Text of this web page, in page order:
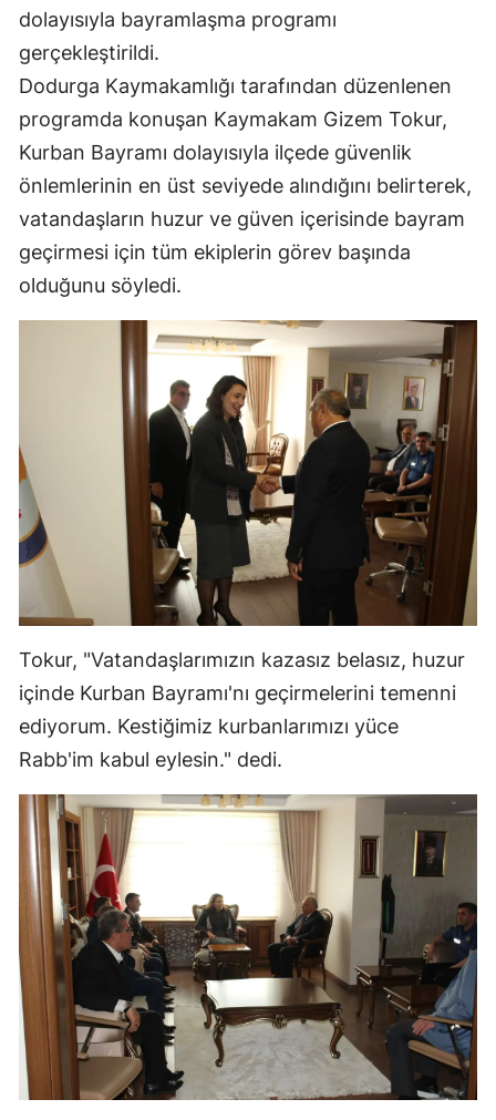
Gaziantep
Gümüşhane
Hakkari
Hatay
Isparta
İstanbul
İzmir
Kars
Kastamonu
Kayseri
Kırklareli
Kırşehir
Kocaeli
Konya
Malatya
Manisa
Kahramanmaraş
Mardin
Muğla
Muş
Nevşehir
dolayısıyla bayramlaşma programı
gerçekleştirildi.
Dodurga Kaymakamlığı tarafından düzenlenen
programda konuşan Kaymakam Gizem Tokur,
Kurban Bayramı dolayısıyla ilçede güvenlik
önlemlerinin en üst seviyede alındığını belirterek,
vatandaşların huzur ve güven içerisinde bayram
geçirmesi için tüm ekiplerin görev başında
olduğunu söyledi.
Tokur, "Vatandaşlarımızın kazasız belasız, huzur
içinde Kurban Bayramı'nı geçirmelerini temenni
ediyorum. Kestiğimiz kurbanlarımızı yüce
Rabb'im kabul eylesin." dedi.